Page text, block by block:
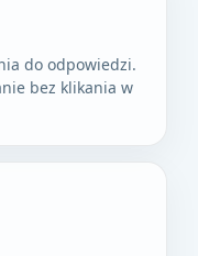
do odpowiedzi.
bez klikania w